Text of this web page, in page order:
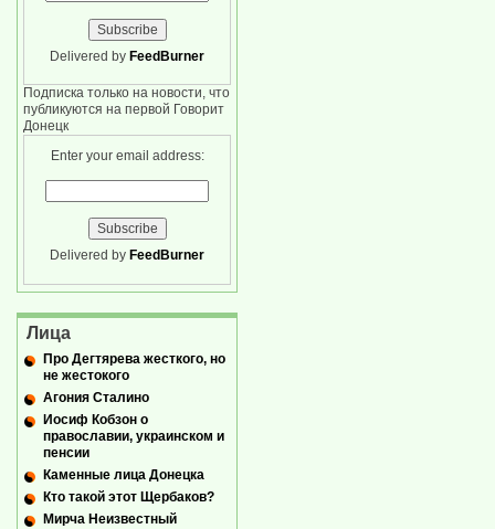
Delivered by FeedBurner
Подписка только на новости, что
публикуются на первой Говорит
Донецк
Enter your email address:
Delivered by FeedBurner
Лица
Про Дегтярева жесткого, но
не жестокого
Агония Сталино
Иосиф Кобзон о
православии, украинском и
пенсии
Каменные лица Донецка
Кто такой этот Щербаков?
Мирча Неизвестный